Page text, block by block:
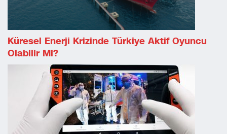
Küresel Enerji Krizinde Türkiye Aktif Oyuncu
Olabilir Mi?